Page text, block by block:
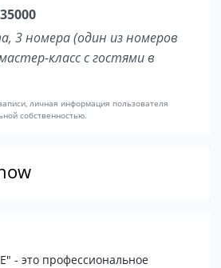
35000
3 номера (один из номеров
класс с гостями в
личная информация пользователя
собственностью.
- это профессиональное